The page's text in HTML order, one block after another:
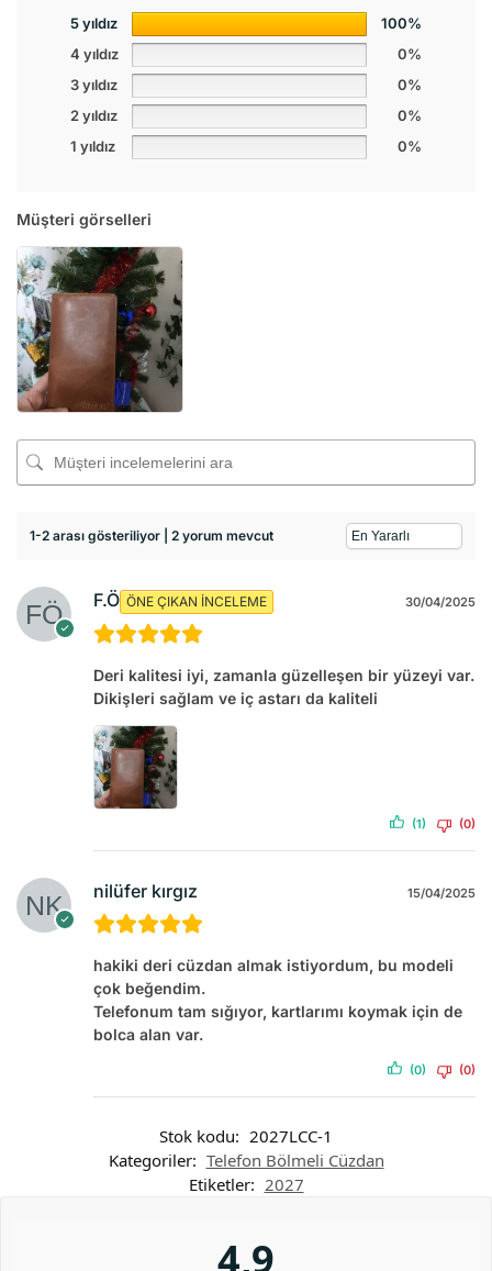
5 yıldız
100%
4 yıldız
0%
3 yıldız
0%
2 yıldız
0%
1 yıldız
0%
Müşteri görselleri
1-2 arası gösteriliyor | 2 yorum mevcut
F.Ö ÖNE ÇIKAN İNCELEME 30/04/2025
Deri kalitesi iyi, zamanla güzelleşen bir yüzeyi var.
Dikişleri sağlam ve iç astarı da kaliteli
(1) (0)
nilüfer kırgız 15/04/2025
hakiki deri cüzdan almak istiyordum, bu modeli
çok beğendim.
Telefonum tam sığıyor, kartlarımı koymak için de
bolca alan var.
(0) (0)
Stok kodu: 2027LCC-1
Kategoriler: Telefon Bölmeli Cüzdan
Etiketler: 2027
4,9